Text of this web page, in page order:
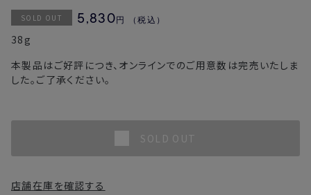
SOLD OUT 5,830円 （税込）
38g
本製品はご好評につき、オンラインでのご用意数は完売いたしま
した。ご了承ください。
SOLD OUT
店舗在庫を確認する